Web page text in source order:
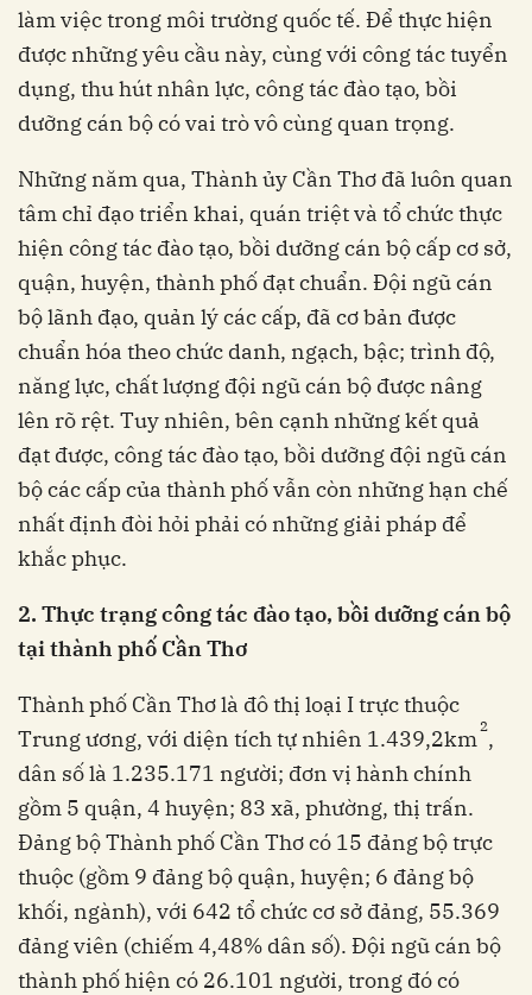
làm việc trong môi trường quốc tế. Để thực hiện
được những yêu cầu này, cùng với công tác tuyển
dụng, thu hút nhân lực, công tác đào tạo, bồi
dưỡng cán bộ có vai trò vô cùng quan trọng.
Những năm qua, Thành ủy Cần Thơ đã luôn quan
tâm chỉ đạo triển khai, quán triệt và tổ chức thực
hiện công tác đào tạo, bồi dưỡng cán bộ cấp cơ sở,
quận, huyện, thành phố đạt chuẩn. Đội ngũ cán
bộ lãnh đạo, quản lý các cấp, đã cơ bản được
chuẩn hóa theo chức danh, ngạch, bậc; trình độ,
năng lực, chất lượng đội ngũ cán bộ được nâng
lên rõ rệt. Tuy nhiên, bên cạnh những kết quả
đạt được, công tác đào tạo, bồi dưỡng đội ngũ cán
bộ các cấp của thành phố vẫn còn những hạn chế
nhất định đòi hỏi phải có những giải pháp để
khắc phục.
2. Thực trạng công tác đào tạo, bồi dưỡng cán bộ
tại thành phố Cần Thơ
Thành phố Cần Thơ là đô thị loại I trực thuộc
Trung ương, với diện tích tự nhiên 1.439,2km2,
dân số là 1.235.171 người; đơn vị hành chính
gồm 5 quận, 4 huyện; 83 xã, phường, thị trấn.
Đảng bộ Thành phố Cần Thơ có 15 đảng bộ trực
thuộc (gồm 9 đảng bộ quận, huyện; 6 đảng bộ
khối, ngành), với 642 tổ chức cơ sở đảng, 55.369
đảng viên (chiếm 4,48% dân số). Đội ngũ cán bộ
thành phố hiện có 26.101 người, trong đó có